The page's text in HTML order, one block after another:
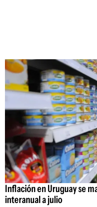
Inflación en Uruguay se
interanual a julio